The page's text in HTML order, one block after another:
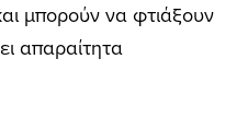
μπορούν να φτιάξουν
απαραίτητα